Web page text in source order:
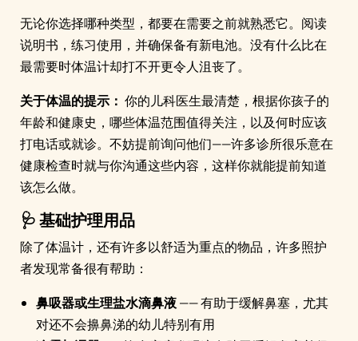
无论你选择哪种类型，都要在需要之前就熟悉它。阅读
说明书，练习使用，并确保备有新电池。没有什么比在
最需要时体温计却打不开更令人沮丧了。
关于体温的提示： 你的儿科医生最清楚，根据你孩子的
年龄和健康史，哪些体温范围值得关注，以及何时应该
打电话或就诊。不妨提前询问他们——许多诊所很乐意在
健康检查时就与你沟通这些内容，这样你就能提前知道
该怎么做。
🩺 基础护理用品
除了体温计，还有许多以舒适为重点的物品，许多照护
者发现常备很有帮助：
鼻吸器或生理盐水滴鼻液—— 有助于缓解鼻塞，尤其
对还不会擤鼻涕的幼儿特别有用